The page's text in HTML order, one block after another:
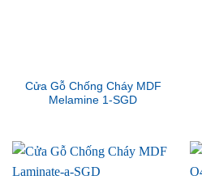
Cửa Gỗ Chống Cháy MDF
Melamine 1-SGD